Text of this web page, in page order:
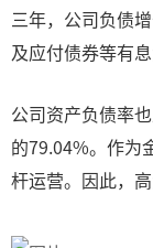
三年，公司负债
及应付债券等有息
公司资产负债率
的79.04%。作为
杆运营。因此，